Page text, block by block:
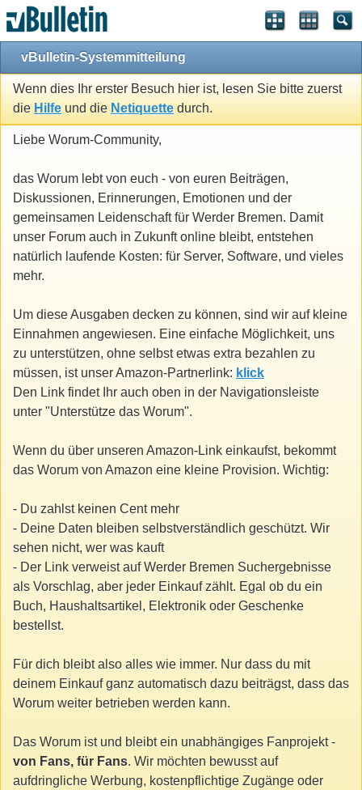
vBulletin-Systemmitteilung
Wenn dies Ihr erster Besuch hier ist, lesen Sie bitte zuerst
die Hilfe und die Netiquette durch.
Liebe Worum-Community,
das Worum lebt von euch - von euren Beiträgen,
Diskussionen, Erinnerungen, Emotionen und der
gemeinsamen Leidenschaft für Werder Bremen. Damit
unser Forum auch in Zukunft online bleibt, entstehen
natürlich laufende Kosten: für Server, Software, und vieles
mehr.
Um diese Ausgaben decken zu können, sind wir auf kleine
Einnahmen angewiesen. Eine einfache Möglichkeit, uns
zu unterstützen, ohne selbst etwas extra bezahlen zu
müssen, ist unser Amazon-Partnerlink: klick
Den Link findet Ihr auch oben in der Navigationsleiste
unter "Unterstütze das Worum".
Wenn du über unseren Amazon-Link einkaufst, bekommt
das Worum von Amazon eine kleine Provision. Wichtig:
- Du zahlst keinen Cent mehr
- Deine Daten bleiben selbstverständlich geschützt. Wir
sehen nicht, wer was kauft
- Der Link verweist auf Werder Bremen Suchergebnisse
als Vorschlag, aber jeder Einkauf zählt. Egal ob du ein
Buch, Haushaltsartikel, Elektronik oder Geschenke
bestellst.
Für dich bleibt also alles wie immer. Nur dass du mit
deinem Einkauf ganz automatisch dazu beiträgst, dass das
Worum weiter betrieben werden kann.
Das Worum ist und bleibt ein unabhängiges Fanprojekt -
von Fans, für Fans. Wir möchten bewusst auf
aufdringliche Werbung, kostenpflichtige Zugänge oder